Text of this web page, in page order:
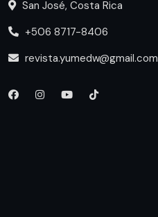
San José, Costa Rica
+506 8717-8406
revista.yumedw@gmail.com